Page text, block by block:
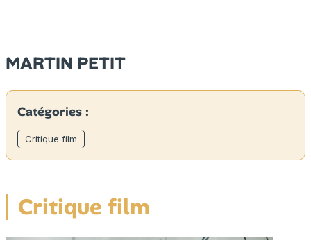
MARTIN PETIT
Catégories :
Critique film
Critique film